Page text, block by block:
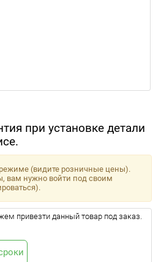
при установке детали
режиме (видите розничные цены).
вам нужно войти под своим
привезти данный товар под заказ.